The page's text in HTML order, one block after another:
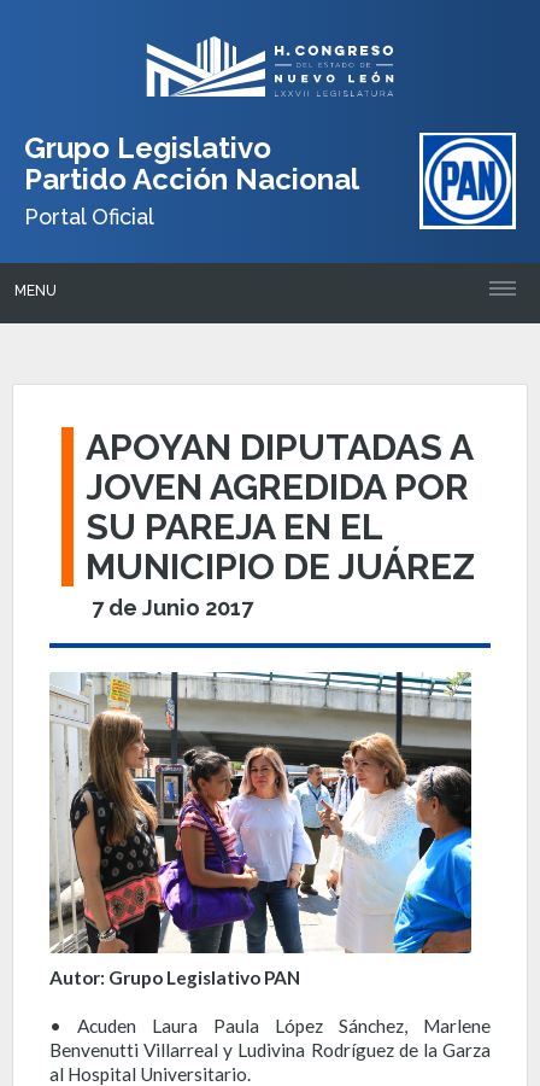
Grupo Legislativo
Partido Acción Nacional
Portal Oficial
MENU
APOYAN DIPUTADAS A
JOVEN AGREDIDA POR
SU PAREJA EN EL
MUNICIPIO DE JUÁREZ
7 de Junio 2017
Autor: Grupo Legislativo PAN
• Acuden Laura Paula López Sánchez, Marlene
Benvenutti Villarreal y Ludivina Rodríguez de la Garza
al Hospital Universitario.